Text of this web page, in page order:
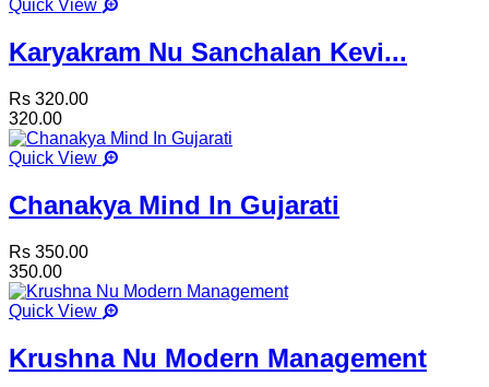
Quick View
Karyakram Nu Sanchalan Kevi...
Rs 320.00
320.00
Quick View
Chanakya Mind In Gujarati
Rs 350.00
350.00
Quick View
Krushna Nu Modern Management